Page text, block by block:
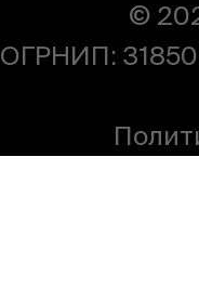
©
ОГРНИП: